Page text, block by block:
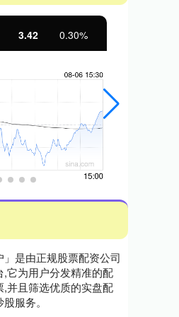
3.42 0.30%
是由正规股票配资公司
它为用户分发精准的配
并且筛选优质的实盘配
服务。